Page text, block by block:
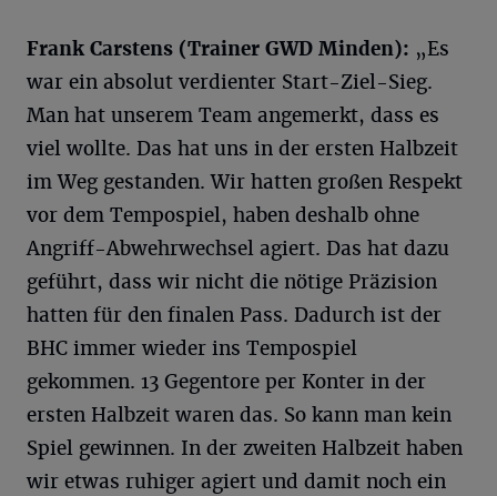
Frank Carstens (Trainer GWD Minden): „Es
war ein absolut verdienter Start-Ziel-Sieg.
Man hat unserem Team angemerkt, dass es
viel wollte. Das hat uns in der ersten Halbzeit
im Weg gestanden. Wir hatten großen Respekt
vor dem Tempospiel, haben deshalb ohne
Angriff-Abwehrwechsel agiert. Das hat dazu
geführt, dass wir nicht die nötige Präzision
hatten für den finalen Pass. Dadurch ist der
BHC immer wieder ins Tempospiel
gekommen. 13 Gegentore per Konter in der
ersten Halbzeit waren das. So kann man kein
Spiel gewinnen. In der zweiten Halbzeit haben
wir etwas ruhiger agiert und damit noch ein